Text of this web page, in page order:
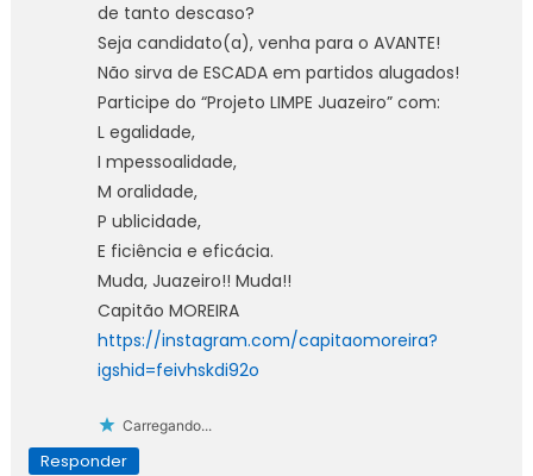
de tanto descaso?
Seja candidato(a), venha para o AVANTE!
Não sirva de ESCADA em partidos alugados!
Participe do “Projeto LIMPE Juazeiro” com:
L egalidade,
I mpessoalidade,
M oralidade,
P ublicidade,
E ficiência e eficácia.
Muda, Juazeiro!! Muda!!
Capitão MOREIRA
https://instagram.com/capitaomoreira?
igshid=feivhskdi92o
Carregando...
Responder